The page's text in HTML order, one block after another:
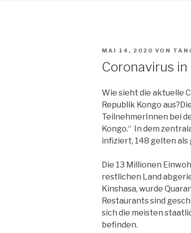
VERÖFFENTLICHT
AM
MAI 14, 2020 VON
Coronavirus
Wie sieht die aktuelle
Republik Kongo
TeilnehmerInnen bei
Kongo.“ In dem
infiziert, 148 gelten
Die 13 Millionen
restlichen Land
Kinshasa, wurde
Restaurants sind
sich die meisten
befinden.